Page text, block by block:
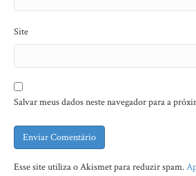
Site
Salvar meus dados neste navegador para a
Esse site utiliza o Akismet para reduzir spam.